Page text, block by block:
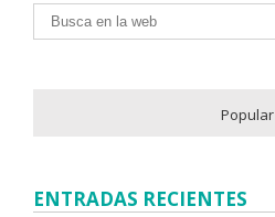
Popular
ENTRADAS RECIENTES